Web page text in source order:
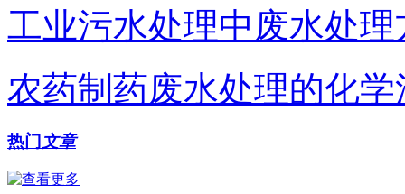
工业污水处理中废水处
农药制药废水处理的化学
热门 文章